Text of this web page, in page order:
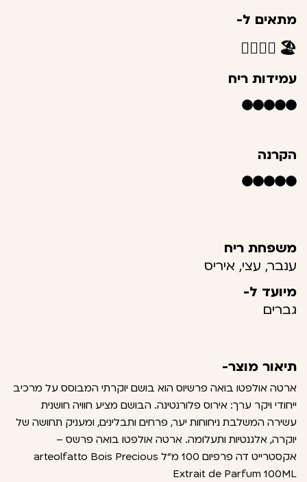
מתאים ל-
🏖️
👩‍❤️‍💋‍👨
עמידות ריח
הקרנה
משפחת ריח
ענבר, עצי, איריס
מיועד ל-
גברים
תיאור מוצר-
ארטה אולפטו בואה פרשיוס הוא בושם יוקרתי המבוסס על מרכיב
ייחודי ויקר ערך: אירוס פלורנטינה. הבושם מציע חוויה חושנית
עשירה המשלבת ניחוחות יער, פרחים ותבלינים, ומעניק תחושה של
יוקרה, אלגנטיות ותעלומה. ארטה אולפטו בואה פרשס –
אקסטרייט דה פרפיום 100 מ"ל arteolfatto Bois Precious
Extrait de Parfum 100ML